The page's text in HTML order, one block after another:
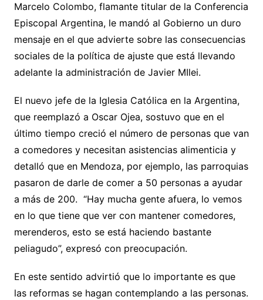
Marcelo Colombo, flamante titular de la Conferencia
Episcopal Argentina, le mandó al Gobierno un duro
mensaje en el que advierte sobre las consecuencias
sociales de la política de ajuste que está llevando
adelante la administración de Javier MIlei.
El nuevo jefe de la Iglesia Católica en la Argentina,
que reemplazó a Oscar Ojea, sostuvo que en el
último tiempo creció el número de personas que van
a comedores y necesitan asistencias alimenticia y
detalló que en Mendoza, por ejemplo, las parroquias
pasaron de darle de comer a 50 personas a ayudar
a más de 200. “Hay mucha gente afuera, lo vemos
en lo que tiene que ver con mantener comedores,
merenderos, esto se está haciendo bastante
peliagudo”, expresó con preocupación.
En este sentido advirtió que lo importante es que
las reformas se hagan contemplando a las personas.